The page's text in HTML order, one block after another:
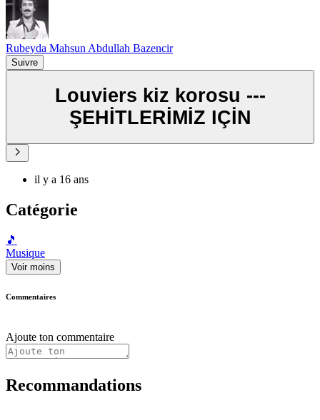
Rubeyda Mahsun Abdullah Bazencir
Suivre
Louviers kiz korosu ---
ŞEHİTLERİMİZ IÇİN
il y a 16 ans
Catégorie
🎵
Musique
Voir moins
Commentaires
Ajoute ton commentaire
Recommandations